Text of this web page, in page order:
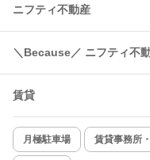
温水洗浄便座
コンロ2口以上
新着のみ
ニフティ不動産
＼Because／ ニフティ不
賃貸
月極駐車場 賃貸事務所